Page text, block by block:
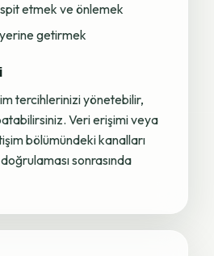
etmek ve önlemek
getirmek
tercihlerinizi yönetebilir,
Veri erişimi veya
bölümündeki kanalları
sonrasında